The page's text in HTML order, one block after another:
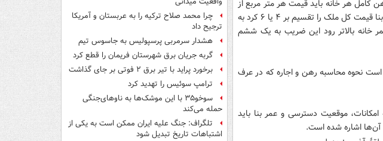
کامل هر خانه باید قیمت هر متر مربع از
ملک را در متراژ خانه ضرب کرد و سپس با توجه به سن بنا قیمت کل ملک را تقسیم بر ۴ یا ۶ کرد به
خانه بالاتر رود این ضریب به یک ششم
است نحوه محاسبه رهن و اجاره که در عرف
موقعیت دسترسی و عمر بنا باید
آن‌ها اشاره شده است.
چرا محمد صلاح ترکیه را به عربستان و آمریکا
ترجیح داد
هشدار سرمربی پرسپولیس به جاسوس تیم
گربه جریان برق شهرستان فریمان را قطع کرد
برخورد پراید با تیر برق ۲ فوتی بر جای گذاشت
ترامپ سوئیس را تهدید کرد
سوخو۳۵ با این موشک‌ها به ناوهای‌جنگی
حمله می‌کند
تلگراف: جنگ علیه ایران ممکن است به یکی از
اشتباهات تاریخ تبدیل شود